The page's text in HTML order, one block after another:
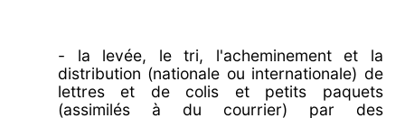
- la levée, le tri, l'acheminement et la
distribution (nationale ou internationale) de
lettres et de colis et petits paquets
(assimilés à du courrier) par des